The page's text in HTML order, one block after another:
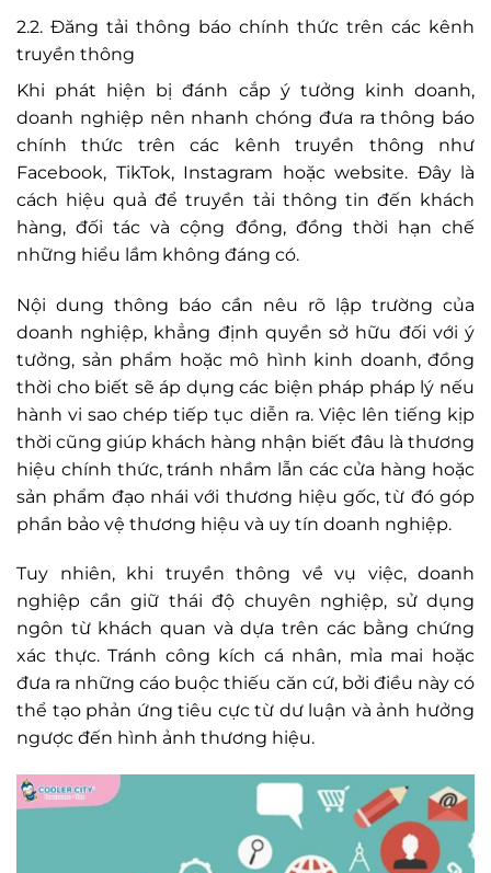
2.2. Đăng tải thông báo chính thức trên các kênh
truyền thông
Khi phát hiện bị đánh cắp ý tưởng kinh doanh,
doanh nghiệp nên nhanh chóng đưa ra thông báo
chính thức trên các kênh truyền thông như
Facebook, TikTok, Instagram hoặc website. Đây là
cách hiệu quả để truyền tải thông tin đến khách
hàng, đối tác và cộng đồng, đồng thời hạn chế
những hiểu lầm không đáng có.
Nội dung thông báo cần nêu rõ lập trường của
doanh nghiệp, khẳng định quyền sở hữu đối với ý
tưởng, sản phẩm hoặc mô hình kinh doanh, đồng
thời cho biết sẽ áp dụng các biện pháp pháp lý nếu
hành vi sao chép tiếp tục diễn ra. Việc lên tiếng kịp
thời cũng giúp khách hàng nhận biết đâu là thương
hiệu chính thức, tránh nhầm lẫn các cửa hàng hoặc
sản phẩm đạo nhái với thương hiệu gốc, từ đó góp
phần bảo vệ thương hiệu và uy tín doanh nghiệp.
Tuy nhiên, khi truyền thông về vụ việc, doanh
nghiệp cần giữ thái độ chuyên nghiệp, sử dụng
ngôn từ khách quan và dựa trên các bằng chứng
xác thực. Tránh công kích cá nhân, mỉa mai hoặc
đưa ra những cáo buộc thiếu căn cứ, bởi điều này có
thể tạo phản ứng tiêu cực từ dư luận và ảnh hưởng
ngược đến hình ảnh thương hiệu.